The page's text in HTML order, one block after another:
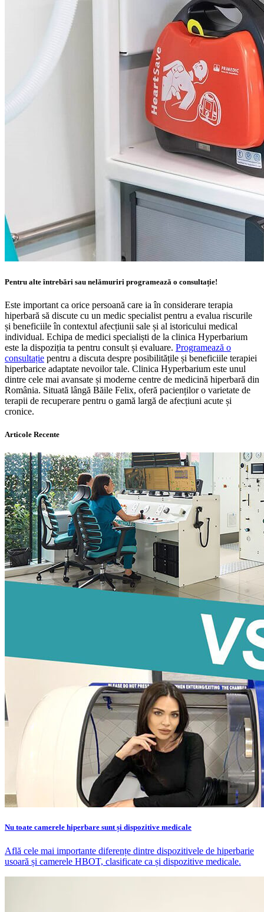
Pentru alte întrebări sau nelămuriri programează o consultație!
Este important ca orice persoană care ia în considerare terapia
hiperbară să discute cu un medic specialist pentru a evalua riscurile
și beneficiile în contextul afecțiunii sale și al istoricului medical
individual. Echipa de medici specialiști de la clinica Hyperbarium
este la dispoziția ta pentru consult și evaluare. Programează o
consultație pentru a discuta despre posibilitățile și beneficiile terapiei
hiperbarice adaptate nevoilor tale. Clinica Hyperbarium este unul
dintre cele mai avansate și moderne centre de medicină hiperbară din
România. Situată lângă Băile Felix, oferă pacienților o varietate de
terapii de recuperare pentru o gamă largă de afecțiuni acute și
cronice.
Articole Recente
Nu toate camerele hiperbare sunt și dispozitive medicale
Află cele mai importante diferențe dintre dispozitivele de hiperbarie
usoară și camerele HBOT, clasificate ca și dispozitive medicale.